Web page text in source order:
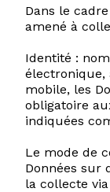
Dans le
amené à
Identité :
électronique,
mobile, les
obligatoire
indiquées
Le mode de
Données sur
la collecte